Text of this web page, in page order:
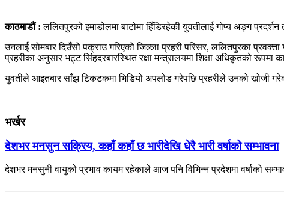
काठमाडौं :ललितपुरको इमाडोलमा बाटोमा हिँडिरहेकी युवतीलाई गोप्य अङ्ग
उनलाई सोमबार दिउँसो पक्राउ गरिएको जिल्ला प्रहरी परिसर, ललितपुरका प्रवक्ता
प्रहरीका अनुसार भट्ट सिंहदरबारस्थित रक्षा मन्त्रालयमा शिक्षा अधिकृतको
युवतीले आइतबार साँझ टिकटकमा भिडियो अपलोड गरेपछि प्रहरीले उनको खोजी
भर्खर
देशभर मनसुन सक्रिय, कहाँ कहाँ छ भारीदेखि धेरै भारी वर्षाको सम्भावना
देशभर मनसुनी वायुको प्रभाव कायम रहेकाले आज पनि विभिन्न प्रदेशमा वर्षाको